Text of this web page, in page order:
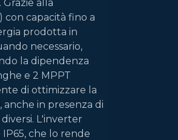
alla
con capacità fino a
prodotta in
necessario,
la dipendenza
e 2 MPPT
di ottimizzare la
in presenza di
L'inverter
che lo rende